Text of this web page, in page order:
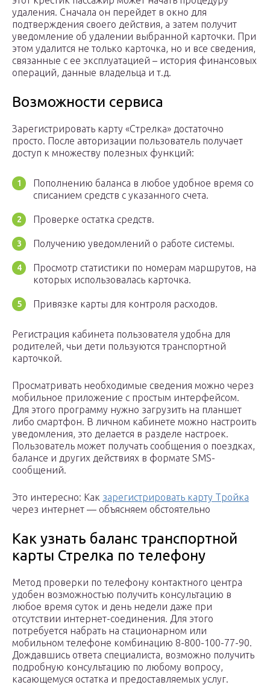
удаления. Сначала он перейдет в окно для
подтверждения своего действия, а затем получит
уведомление об удалении выбранной карточки. При
этом удалится не только карточка, но и все сведения,
связанные с ее эксплуатацией – история финансовых
операций, данные владельца и т.д.
Возможности сервиса
Зарегистрировать карту «Стрелка» достаточно
просто. После авторизации пользователь получает
доступ к множеству полезных функций:
Пополнению баланса в любое удобное время со
списанием средств с указанного счета.
Проверке остатка средств.
Получению уведомлений о работе системы.
Просмотр статистики по номерам маршрутов, на
которых использовалась карточка.
Привязке карты для контроля расходов.
Регистрация кабинета пользователя удобна для
родителей, чьи дети пользуются транспортной
карточкой.
Просматривать необходимые сведения можно через
мобильное приложение с простым интерфейсом.
Для этого программу нужно загрузить на планшет
либо смартфон. В личном кабинете можно настроить
уведомления, это делается в разделе настроек.
Пользователь может получать сообщения о поездках,
балансе и других действиях в формате SMS-
сообщений.
Это интересно: Как зарегистрировать карту Тройка
через интернет — объясняем обстоятельно
Как узнать баланс транспортной
карты Стрелка по телефону
Метод проверки по телефону контактного центра
удобен возможностью получить консультацию в
любое время суток и день недели даже при
отсутствии интернет-соединения. Для этого
потребуется набрать на стационарном или
мобильном телефоне комбинацию 8-800-100-77-90.
Дождавшись ответа специалиста, возможно получить
подробную консультацию по любому вопросу,
касающемуся остатка и предоставляемых услуг.